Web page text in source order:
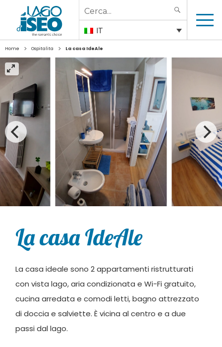
Search
for:
IT
Home > Ospitalita > La casa IdeAle
La casa IdeAle
La casa ideale sono 2 appartamenti ristrutturati
con vista lago, aria condizionata e Wi-Fi gratuito,
cucina arredata e comodi letti, bagno attrezzato
di doccia e salviette. È vicina al centro e a due
passi dal lago.